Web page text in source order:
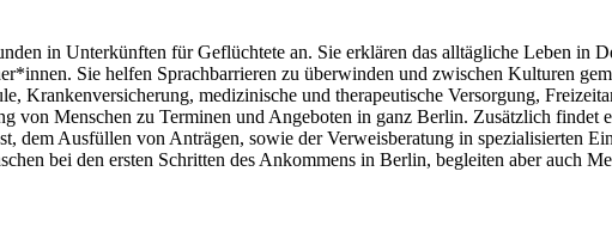
in Unterkünften für Geflüchtete an. Sie erklären das alltägliche Leben in
Sie helfen Sprachbarrieren zu überwinden und zwischen Kulturen
Krankenversicherung, medizinische und therapeutische Versorgung,
Menschen zu Terminen und Angeboten in ganz Berlin. Zusätzlich findet
dem Ausfüllen von Anträgen, sowie der Verweisberatung in spezialisierten
bei den ersten Schritten des Ankommens in Berlin, begleiten aber auch